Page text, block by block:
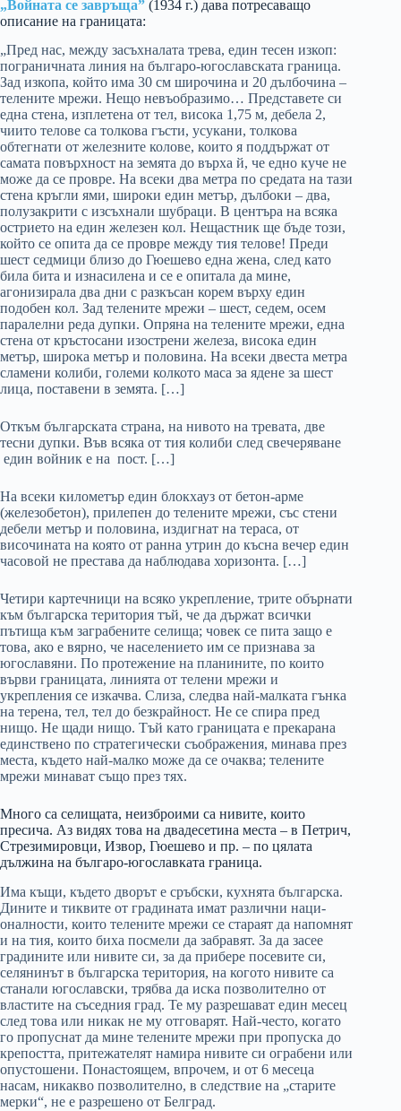
„Войната се завръща” (1934 г.) дава потресаващо
описание на границата:
„Пред нас, между засъхналата трева, един тесен изкоп:
пограничната линия на българо-югославската гра­ница.
Зад изкопа, който има 30 см широчина и 20 дъл­бочина –
телените мрежи. Нещо невъобразимо… Представете си
една стена, изплетена от тел, висока 1,75 м, дебела 2,
чиито телове са толкова гъсти, усукани, толкова
обтегнати от железните колове, ко­ито я поддържат от
самата повърхност на земята до върха й, че едно куче не
може да се провре. На всеки два метра по средата на тази
стена кръгли ями, широки един метър, дълбоки – два,
полузакрити с изсъхнали шубраци. В центъра на всяка
острието на един железен кол. Нещастник ще бъде този,
който се опита да се провре между тия телове! Преди
шест седмици близо до Гюешево една жена, след като
била бита и изнасилена и се е опитала да мине,
агонизирала два дни с разкъсан корем върху един
подобен кол. Зад телените мрежи – шест, седем, осем
паралелни реда дупки. Опряна на телените мрежи, една
стена от кръстосани изострени железа, висока един
метър, широка метър и половина. На всеки двеста метра
сламени колиби, големи колкото маса за ядене за шест
лица, поставени в земята. […]
Откъм българската страна, на нивото на тревата, две
тесни дупки. Във всяка от тия колиби след свечеряване
един войник е на пост. […]
На всеки километър един блокхауз от бетон-арме
(железобетон), прилепен до телените мрежи, със стени
дебели метър и половина, издигнат на тераса, от
височината на която от ранна утрин до късна вечер един
часовой не престава да наблюдава хоризонта. […]
Четири картечници на всяко укрепление, трите обърнати
към българска територия тъй, че да държат всички
пътища към заграбените селища; човек се пита защо е
това, ако е вярно, че населението им се признава за
югославяни. По протежение на планините, по които
върви границата, линията от телени мрежи и
укрепления се изкачва. Слиза, следва най-малката гънка
на терена, тел, тел до безкрайност. Не се спира пред
нищо. Не щади нищо. Тъй като границата е прекарана
единствено по стратегически съображения, минава през
места, където най-малко може да се очаква; телените
мрежи минават също през тях.
Много са селищата, неизброими са нивите, които
пресича. Аз видях това на двадесетина места – в Петрич,
Стрезимировци, Извор, Гюешево и пр. – по цялата
дължина на българо-югославката граница.
Има къщи, където дворът е сръбски, кухнята българска.
Дините и тиквите от градината имат различни наци­
оналности, които телените мрежи се стараят да на­помнят
и на тия, които биха посмели да забравят. За да засее
градините или нивите си, за да прибере посе­вите си,
селянинът в българска територия, на когото нивите са
станали югославски, трябва да иска позво­лително от
властите на съседния град. Те му разреша­ват един месец
след това или никак не му отговарят. Най-често, когато
го пропуснат да мине телените мрежи при пропуска до
крепостта, притежателят на­мира нивите си ограбени или
опустошени. Понастоя­щем, впрочем, и от 6 месеца
насам, никакво позволи­телно, в следствие на „старите
мерки“, не е разрешено от Белград.